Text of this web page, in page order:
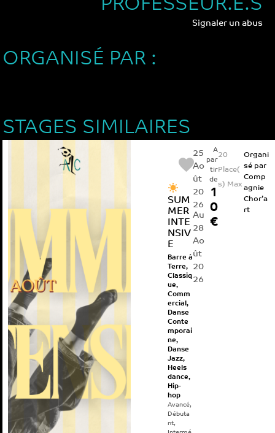
PROFESSEUR.E.S
Signaler un abus
ORGANISÉ PAR :
STAGES SIMILAIRES
SUM
MER
INTE
NSIV
E
Barre à
Terre,
Classiq
ue,
Comm
ercial ,
Danse
Conte
mporai
ne,
Danse
Jazz,
Heels
dance,
Hip-
hop
Avancé,
Débuta
nt,
25
Ao
ût
20
26
Au
28
Ao
ût
20
26
A
par
tir
de
1
0
€
20
Place(
s) Max
Organi
sé par
Comp
agnie
Chor’a
rt